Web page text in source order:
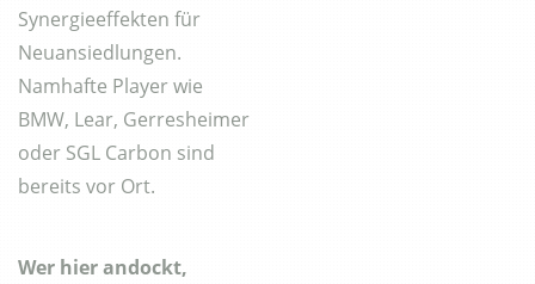
Synergieeffekten für
Neuansiedlungen.
Namhafte Player wie
BMW, Lear, Gerresheimer
oder SGL Carbon sind
bereits vor Ort.
Wer hier andockt,